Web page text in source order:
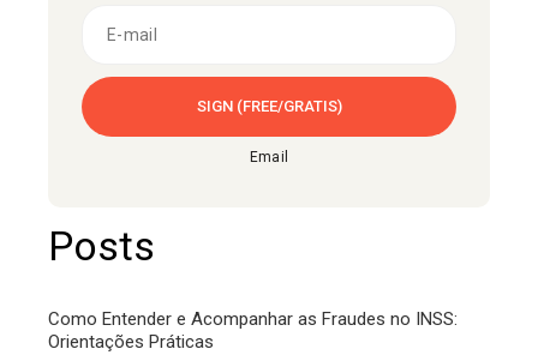
Email
Posts
Como Entender e Acompanhar as Fraudes no INSS:
Orientações Práticas